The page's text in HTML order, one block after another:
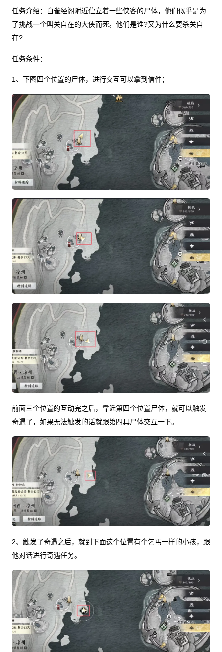
任务介绍：白雀经阁附近伫立着一些侠客的尸体，他们似乎是为
了挑战一个叫关自在的大侠而死。他们是谁?又为什么要杀关自
在?
任务条件：
1、下图四个位置的尸体，进行交互可以拿到信件；
前面三个位置的互动完之后，靠近第四个位置尸体，就可以触发
奇遇了，如果无法触发的话就跟第四具尸体交互一下。
2、触发了奇遇之后，就到下面这个位置有个乞丐一样的小孩，跟
他对话进行奇遇任务。